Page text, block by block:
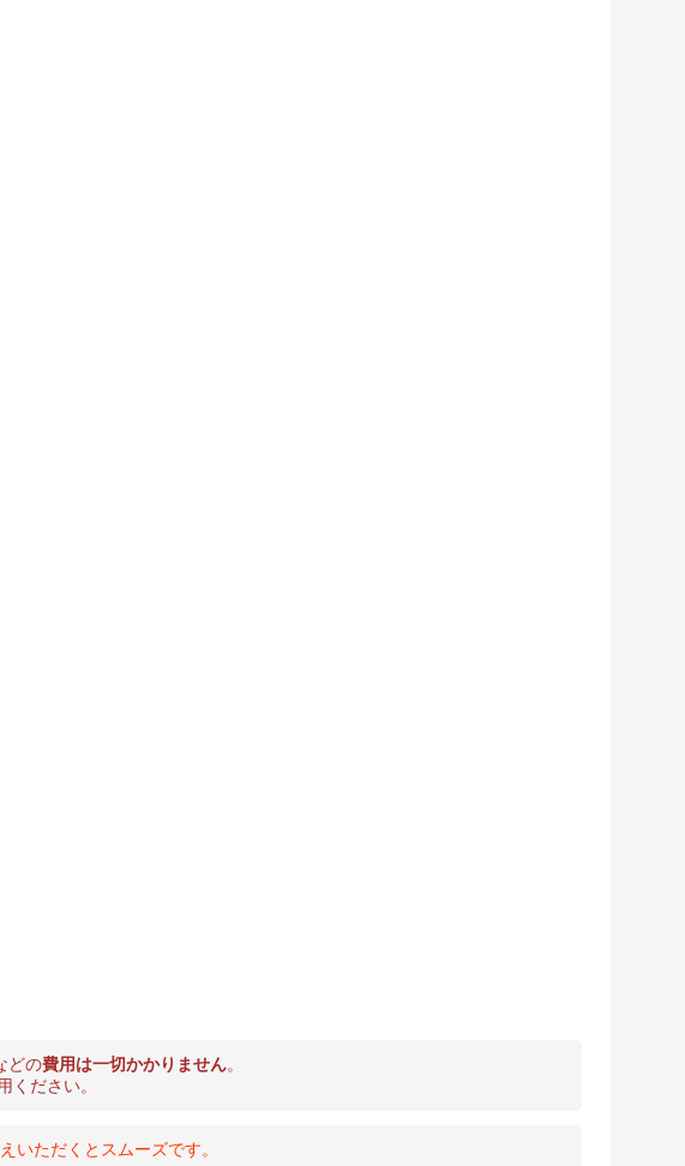
どの費用は一切かかりません。
ださい。
いただくとスムーズです。